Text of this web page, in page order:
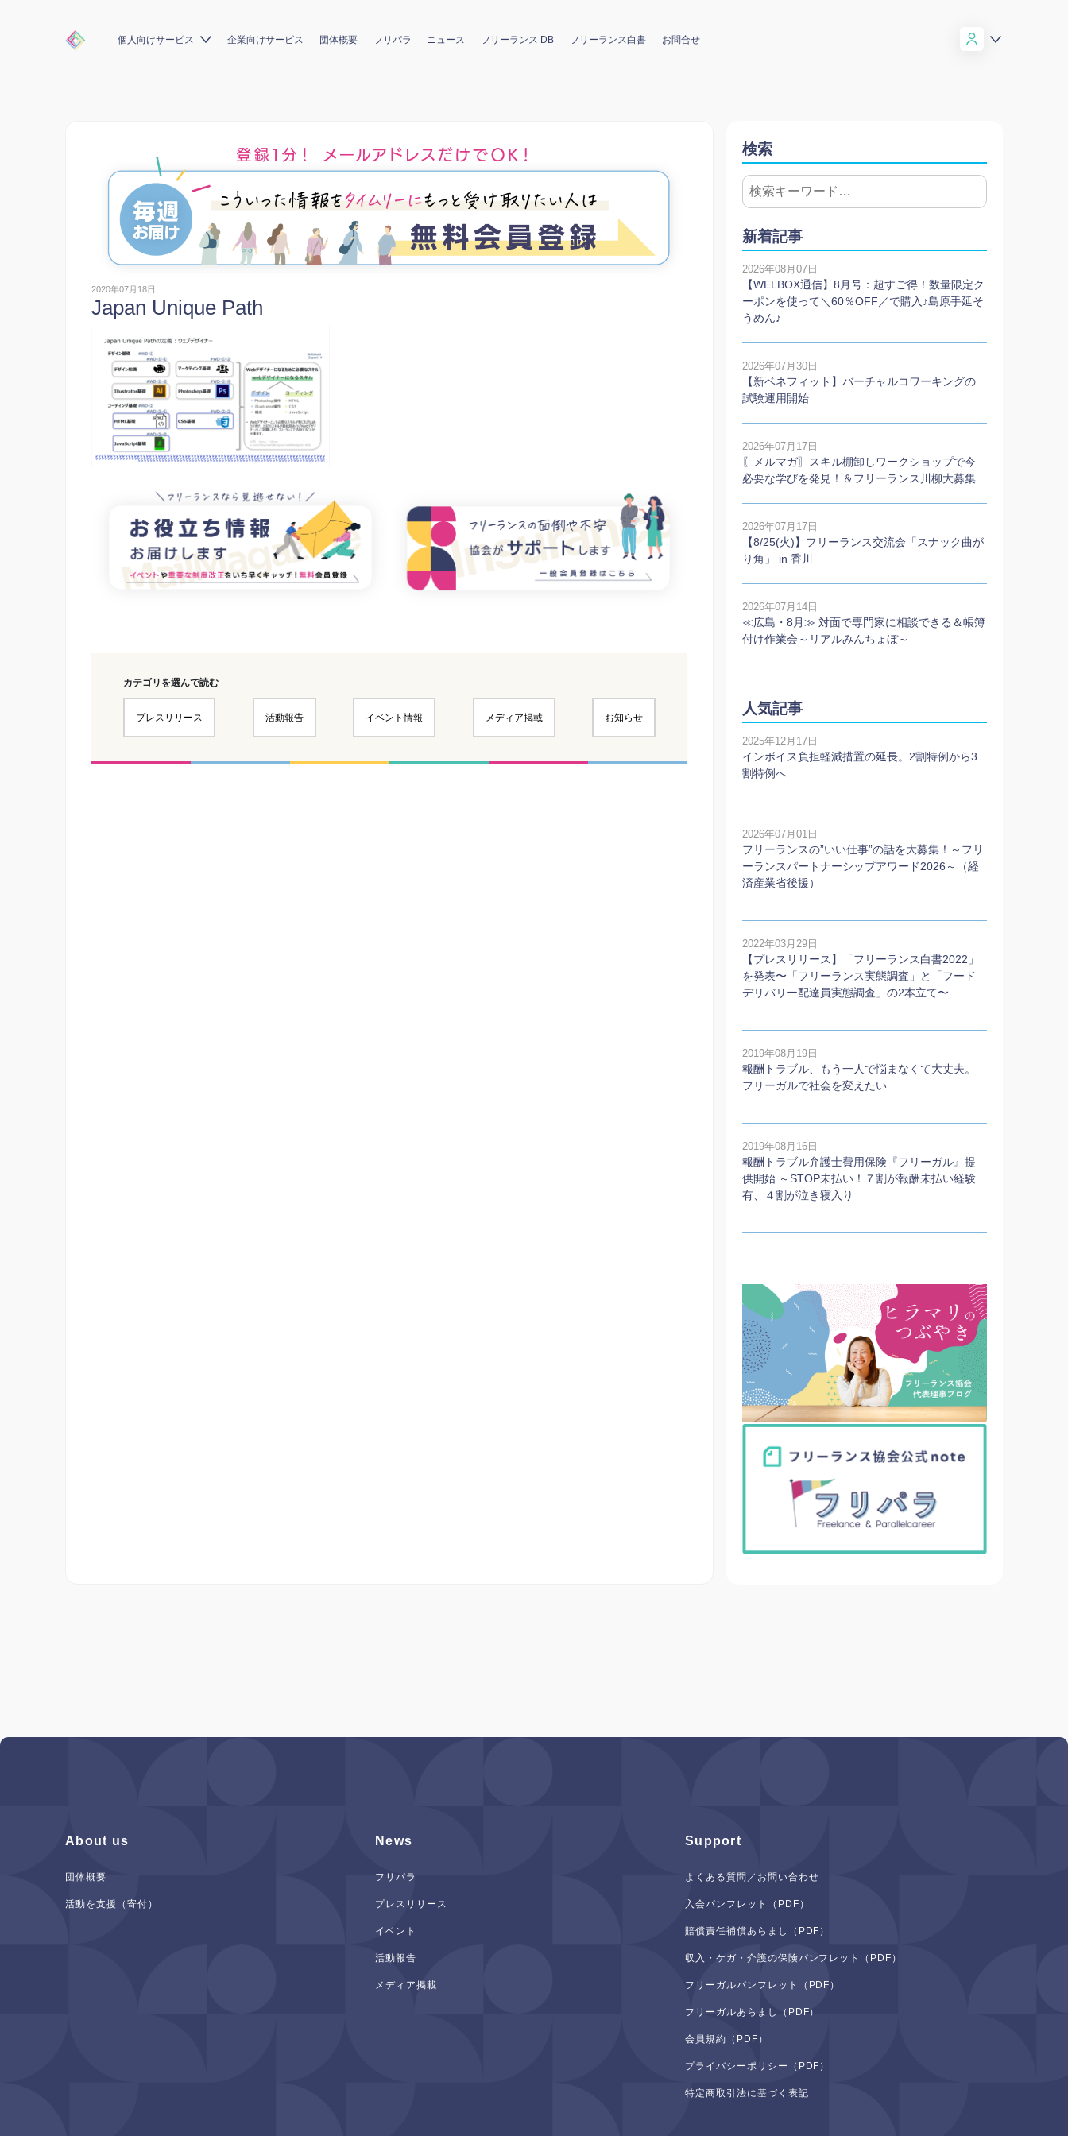
個人向けサービス 企業向けサービス 団体概要 フリパラ ニュース フリーランス DB フリーランス白書 お問合せ
2020年07月18日
Japan Unique Path
カテゴリを選んで読む
プレスリリース 活動報告 イベント情報 メディア掲載 お知らせ
検索
新着記事
2026年08月07日
【WELBOX通信】8月号：超すご得！数量限定ク
ーポンを使って＼60％OFF／で購入♪島原手延そ
うめん♪
2026年07月30日
【新ベネフィット】バーチャルコワーキングの
試験運用開始
2026年07月17日
〖メルマガ〗スキル棚卸しワークショップで今
必要な学びを発見！＆フリーランス川柳大募集
2026年07月17日
【8/25(火)】フリーランス交流会「スナック曲が
り角」 in 香川
2026年07月14日
≪広島・8月≫ 対面で専門家に相談できる＆帳簿
付け作業会～リアルみんちょぼ～
人気記事
2025年12月17日
インボイス負担軽減措置の延長。2割特例から3
割特例へ
2026年07月01日
フリーランスの”いい仕事”の話を大募集！～フリ
ーランスパートナーシップアワード2026～（経
済産業省後援）
2022年03月29日
【プレスリリース】「フリーランス白書2022」
を発表〜「フリーランス実態調査」と「フード
デリバリー配達員実態調査」の2本⽴て〜
2019年08月19日
報酬トラブル、もう一人で悩まなくて大丈夫。
フリーガルで社会を変えたい
2019年08月16日
報酬トラブル弁護士費用保険『フリーガル』提
供開始 ～STOP未払い！７割が報酬未払い経験
有、４割が泣き寝入り
About us
団体概要
活動を支援（寄付）
News
フリパラ
プレスリリース
イベント
活動報告
メディア掲載
Support
よくある質問／お問い合わせ
入会パンフレット（PDF）
賠償責任補償あらまし（PDF）
収入・ケガ・介護の保険パンフレット（PDF）
フリーガルパンフレット（PDF）
フリーガルあらまし（PDF）
会員規約（PDF）
プライバシーポリシー（PDF）
特定商取引法に基づく表記